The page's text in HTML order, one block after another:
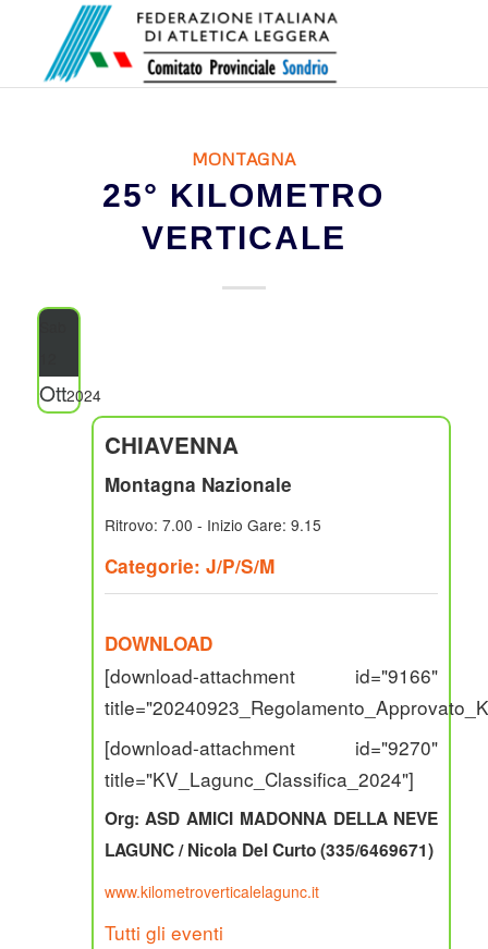
MONTAGNA
25° KILOMETRO
VERTICALE
Ott2024
CHIAVENNA
Montagna Nazionale
Ritrovo: 7.00 - Inizio Gare: 9.15
Categorie: J/P/S/M
DOWNLOAD
[download-attachment id="9166"
[download-attachment id="9270"
title="KV_Lagunc_Classifica_2024"]
Org: ASD AMICI MADONNA DELLA NEVE
LAGUNC / Nicola Del Curto (335/6469671)
www.kilometroverticalelagunc.it
Tutti gli eventi